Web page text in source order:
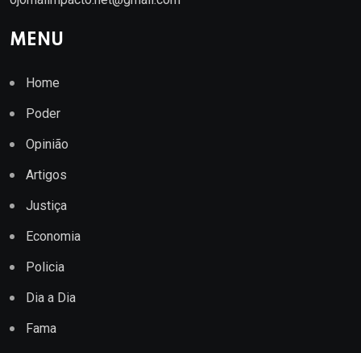
MENU
Home
Poder
Opinião
Artigos
Justiça
Economia
Policia
Dia a Dia
Fama